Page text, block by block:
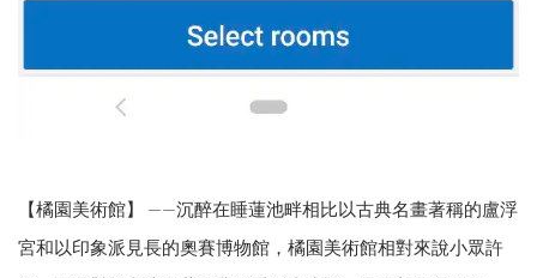
【橘園美術館】 ——沉醉在睡蓮池畔相比以古典名畫著稱的盧浮
宮和以印象派見長的奧賽博物館，橘園美術館相對來說小眾許